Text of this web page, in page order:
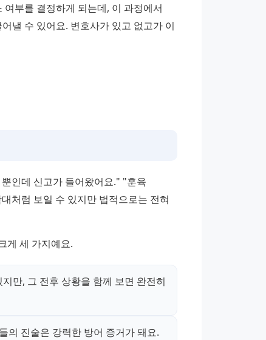
부를 결정하게 되는데, 이 과정에서
낼 수 있어요. 변호사가 있고 없고가 이
인데 신고가 들어왔어요." "훈육
처럼 보일 수 있지만 법적으로는 전혀
게 세 가지예요.
만, 그 전후 상황을 함께 보면 완전히
의 진술은 강력한 방어 증거가 돼요.